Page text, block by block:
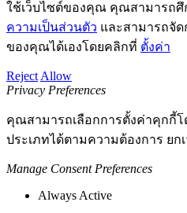
ใช้เว็บไซต์ของคุณ คุณสามารถศึ
ความเป็นส่วนตัว และสามารถจัด
ของคุณได้เองโดยคลิกที่ ตั้งค่า
Reject Allow
Privacy Preferences
คุณสามารถเลือกการตั้งค่าคุกกี้โ
ประเภทได้ตามความต้องการ ยก
Manage Consent Preferences
Always Active